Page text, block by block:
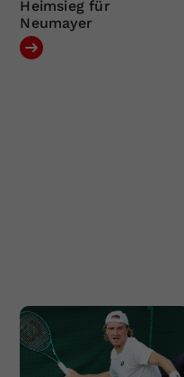
Heimsieg für
Neumayer